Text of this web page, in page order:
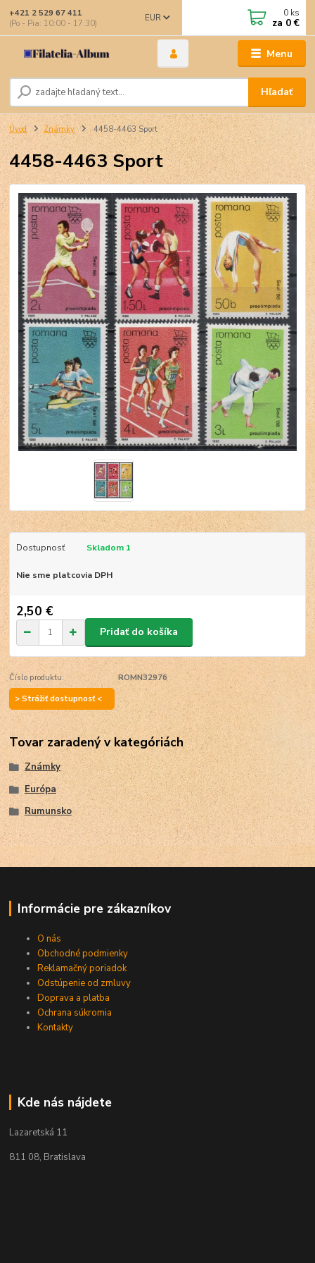
Menu
EUR
Hľadať
+421 2 529 67 411
(Po - Pia: 10:00 - 17:30)
0 ks
za 0 €
Úvod Známky 4458-4463 Sport
4458-4463 Sport
Dostupnosť Skladom 1
Nie sme platcovia DPH
2,50 €
Pridať do košíka
Číslo produktu:
ROMN32976
> Strážiť dostupnosť <
Tovar zaradený v kategóriách
Známky
Európa
Rumunsko
Informácie pre zákazníkov
O nás
Obchodné podmienky
Reklamačný poriadok
Odstúpenie od zmluvy
Doprava a platba
Ochrana súkromia
Kontakty
Kde nás nájdete
Lazaretská 11
811 08, Bratislava